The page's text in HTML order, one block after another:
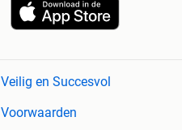
Veilig en Succesvol
Voorwaarden